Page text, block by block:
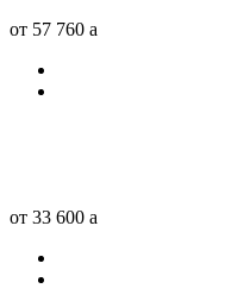
от 57 760 a
от 33 600 a